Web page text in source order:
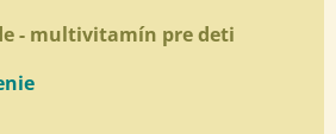
- multivitamín pre deti